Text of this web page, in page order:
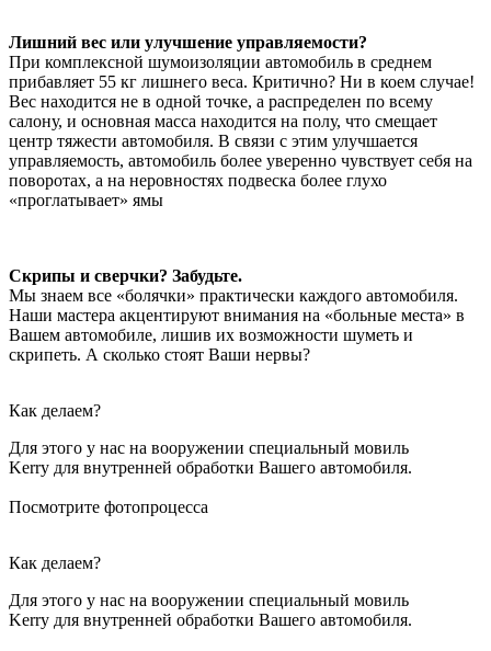
Лишний вес или улучшение управляемости?
При комплексной шумоизоляции автомобиль в среднем
прибавляет 55 кг лишнего веса. Критично? Ни в коем случае!
Вес находится не в одной точке, а распределен по всему
салону, и основная масса находится на полу, что смещает
центр тяжести автомобиля. В связи с этим улучшается
управляемость, автомобиль более уверенно чувствует себя на
поворотах, а на неровностях подвеска более глухо
«проглатывает» ямы
Скрипы и сверчки? Забудьте.
Мы знаем все «болячки» практически каждого автомобиля.
Наши мастера акцентируют внимания на «больные места» в
Вашем автомобиле, лишив их возможности шуметь и
скрипеть. А сколько стоят Ваши нервы?
Как делаем?
Для этого у нас на вооружении специальный мовиль
Kerry для внутренней обработки Вашего автомобиля.
Посмотрите фотопроцесса
Как делаем?
Для этого у нас на вооружении специальный мовиль
Kerry для внутренней обработки Вашего автомобиля.